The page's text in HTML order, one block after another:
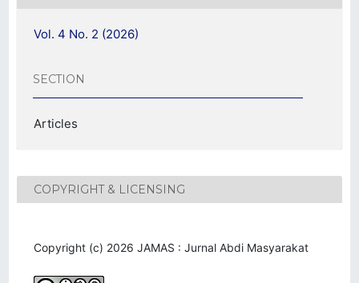
Vol. 4 No. 2 (2026)
SECTION
Articles
COPYRIGHT & LICENSING
Copyright (c) 2026 JAMAS : Jurnal Abdi Masyarakat